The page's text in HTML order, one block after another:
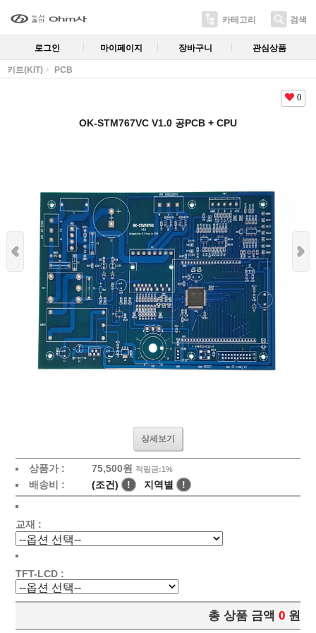
카테고리 검색
로그인 마이페이지 장바구니 관심상품
키트(KIT) PCB
0
OK-STM767VC V1.0 공PCB + CPU
상세보기
상품가 : 75,500원 적립금:1%
배송비 : (조건) ! 지역별 !
교재 :
TFT-LCD :
총 상품 금액 0 원